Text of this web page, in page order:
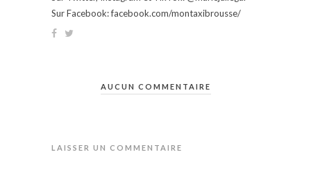
Sur Facebook: facebook.com/montaxibrousse/
AUCUN COMMENTAIRE
LAISSER UN COMMENTAIRE